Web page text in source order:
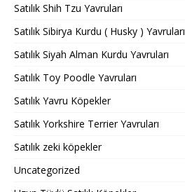
Satılık Shih Tzu Yavruları
Satılık Sibirya Kurdu ( Husky ) Yavruları
Satılık Siyah Alman Kurdu Yavruları
Satılık Toy Poodle Yavruları
Satılık Yavru Köpekler
Satılık Yorkshire Terrier Yavruları
Satılık zeki köpekler
Uncategorized